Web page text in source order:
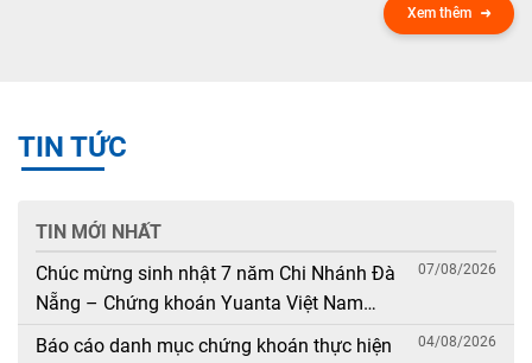
Xem thêm
TIN TỨC
TIN MỚI NHẤT
Chúc mừng sinh nhật 7 năm Chi Nhánh Đà
Nẵng – Chứng khoán Yuanta Việt Nam
(08/08/2019 – 08/08/2026)
07/08/2026
Báo cáo danh mục chứng khoán thực hiện
04/08/2026